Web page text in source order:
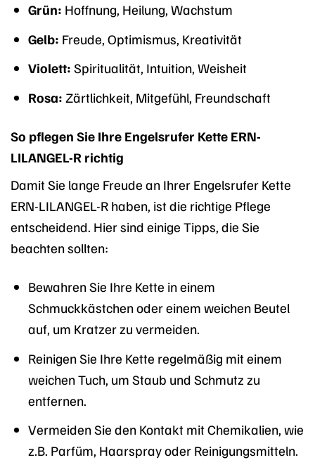
Grün: Hoffnung, Heilung, Wachstum
Gelb: Freude, Optimismus, Kreativität
Violett: Spiritualität, Intuition, Weisheit
Rosa: Zärtlichkeit, Mitgefühl, Freundschaft
So pflegen Sie Ihre Engelsrufer Kette ERN-
LILANGEL-R richtig
Damit Sie lange Freude an Ihrer Engelsrufer Kette
ERN-LILANGEL-R haben, ist die richtige Pflege
entscheidend. Hier sind einige Tipps, die Sie
beachten sollten:
Bewahren Sie Ihre Kette in einem
Schmuckkästchen oder einem weichen Beutel
auf, um Kratzer zu vermeiden.
Reinigen Sie Ihre Kette regelmäßig mit einem
weichen Tuch, um Staub und Schmutz zu
entfernen.
Vermeiden Sie den Kontakt mit Chemikalien, wie
z.B. Parfüm, Haarspray oder Reinigungsmitteln.